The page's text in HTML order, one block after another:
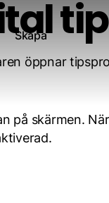
Skapa
öppnar
på skärmen.